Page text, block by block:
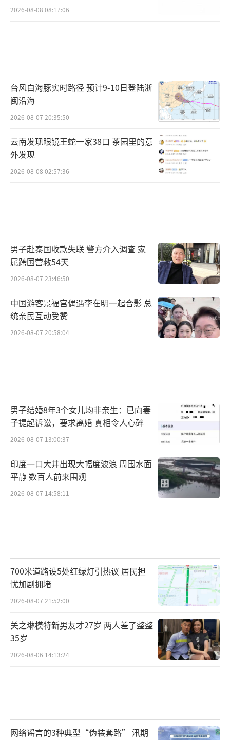
2026-08-08 08:17:06
台风白海豚实时路径 预计9-10日登陆浙
闽沿海
2026-08-07 20:35:50
云南发现眼镜王蛇一家38口 茶园里的意
外发现
2026-08-08 02:57:36
男子赴泰国收款失联 警方介入调查 家
属跨国营救54天
2026-08-07 23:46:50
中国游客景福宫偶遇李在明一起合影 总
统亲民互动受赞
2026-08-07 20:58:04
男子结婚8年3个女儿均非亲生：已向妻
子提起诉讼，要求离婚 真相令人心碎
2026-08-07 13:00:37
印度一口大井出现大幅度波浪 周围水面
平静 数百人前来围观
2026-08-07 14:58:11
700米道路设5处红绿灯引热议 居民担
忧加剧拥堵
2026-08-07 21:52:00
关之琳模特新男友才27岁 两人差了整整
35岁
2026-08-06 14:13:24
网络谣言的3种典型“伪装套路” 汛期